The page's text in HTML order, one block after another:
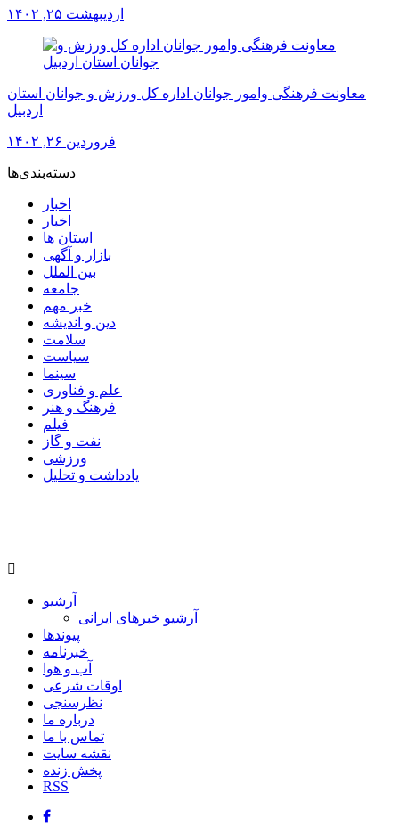
اردیبهشت ۲۵, ۱۴۰۲
معاونت فرهنگی وامور جوانان اداره کل ورزش و جوانان استان
اردبیل
فروردین ۲۶, ۱۴۰۲
دسته‌بندی‌ها
اخبار
اخبار
استان ها
بازار و آگهی
بین الملل
جامعه
خبر مهم
دین و اندیشه
سلامت
سیاست
سینما
علم و فناوری
فرهنگ و هنر
فیلم
نفت و گاز
ورزشی
یادداشت و تحلیل
آرشیو
آرشیو خبرهای ایرانی
پیوندها
خبرنامه
آب و هوا
اوقات شرعی
نظرسنجی
درباره ما
تماس با ما
نقشه سایت
پخش زنده
RSS